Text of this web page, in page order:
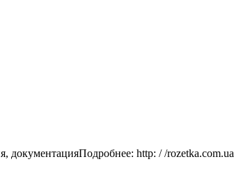
документацияПодробнее: http: / /rozetka.com.ua